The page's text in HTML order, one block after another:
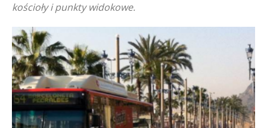
kościoły i punkty widokowe.